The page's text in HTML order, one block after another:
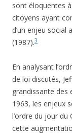
sont éloquentes
citoyens ayant
d’un enjeu social
(1987).3
En analysant
de loi discutés,
grandissante des
1963, les enjeux
l’ordre du jour du
cette